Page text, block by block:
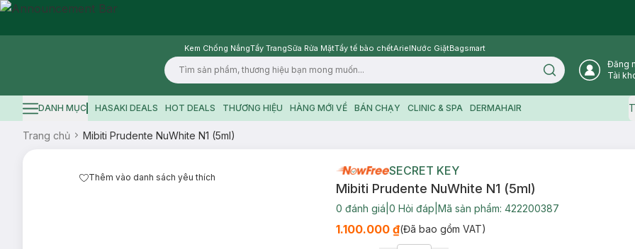
Kem Chống NắngTẩy TrangSữa Rửa MặtTẩy tế bào chếtArielNước GiặtBagsmart
Logo
Search icon
Đăng
Tài
Hamburger icon
DANH MỤC HASAKI DEALS HOT DEALS THƯƠNG HIỆU HÀNG MỚI VỀ BÁN CHẠY CLINIC & SPA DERMAHAIR
Trang chủ Mibiti Prudente NuWhite N1 (5ml)
Thêm vào danh sách yêu thích SECRET KEY
Mibiti Prudente NuWhite N1 (5ml)
0 đánh giá 0 Hỏi đáp Mã sản phẩm: 422200387
1.100.000 ₫(Đã bao gồm VAT)